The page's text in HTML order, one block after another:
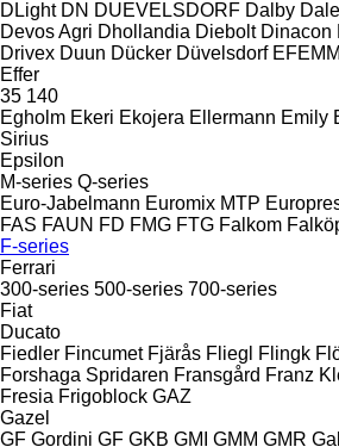
DLight DN DUEVELSDORF Dalby
Devos Agri Dhollandia Diebolt Dinacon
Drivex Duun Dücker Düvelsdorf
Effer
35 140
Egholm Ekeri Ekojera Ellermann Emily
Sirius
Epsilon
M-series Q-series
Euro-Jabelmann Euromix MTP
FAS FAUN FD FMG FTG Falkom
F-series
Ferrari
300-series 500-series 700-series
Fiat
Ducato
Fiedler Fincumet Fjärås Fliegl Flingk
Forshaga Spridaren Fransgård Franz
Fresia Frigoblock GAZ
Gazel
GF Gordini GF GKB GMI GMM GMR